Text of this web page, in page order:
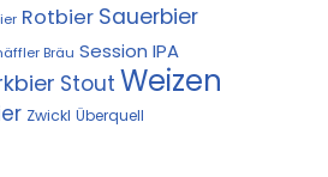
Rotbier Sauerbier
Bräu Session IPA
Stout Weizen
Zwickl Überquell